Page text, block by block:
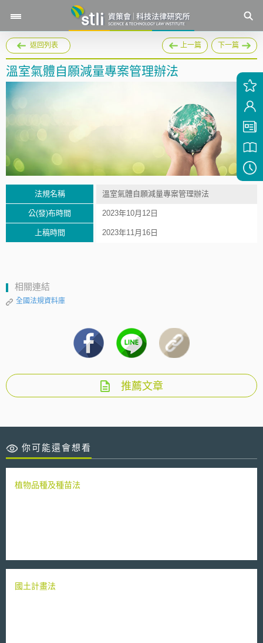
返回列表 上一篇 下一篇
溫室氣體自願減量專案管理辦法
法規名稱 溫室氣體自願減量專案管理辦法
公(發)布時間 2023年10月12日
上稿時間 2023年11月16日
相關連結
全國法規資料庫
推薦文章
你可能還會想看
植物品種及種苗法
國土計畫法